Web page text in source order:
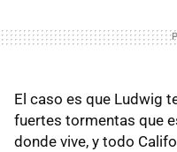
El caso es que Ludwig
fuertes tormentas que
donde vive, y todo